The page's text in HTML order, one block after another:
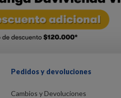
Pedidos y devoluciones
Cambios y Devoluciones